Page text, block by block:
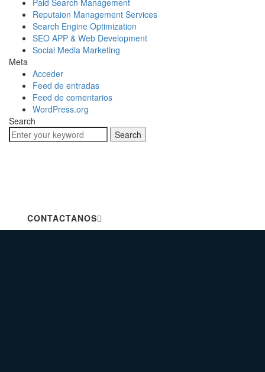
Paid Search Management
Reputaion Management Services
Search Engine Optimization
SEO APP & Web Development
Social Media Marketing
Meta
Acceder
Feed de entradas
Feed de comentarios
WordPress.org
Search
Search
CONTACTANOS